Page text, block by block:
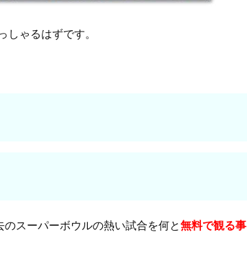
ゃるはずです。
スーパーボウルの熱い試合を何と無料で観る事